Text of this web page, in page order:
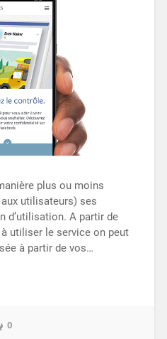
plus ou moins
utilisateurs) ses
d’utilisation. A partir de
utiliser le service on peut
à partir de vos…
0